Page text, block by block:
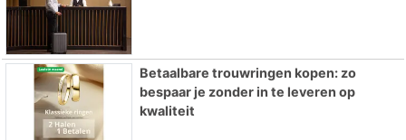
Betaalbare trouwringen kopen: zo
bespaar je zonder in te leveren op
kwaliteit